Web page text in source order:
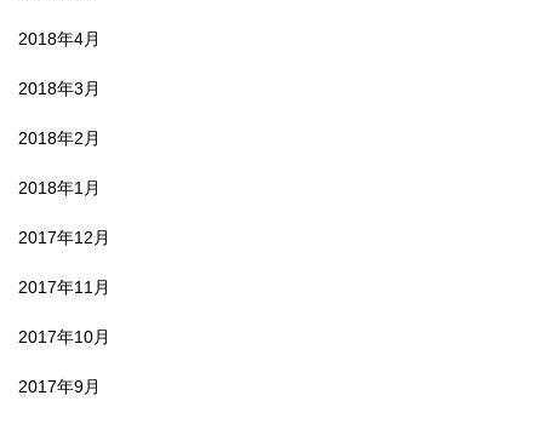
2018年4月
2018年3月
2018年2月
2018年1月
2017年12月
2017年11月
2017年10月
2017年9月